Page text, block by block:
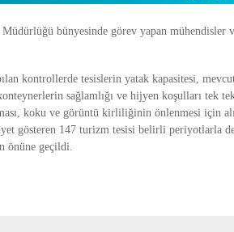
bünyesinde görev yapan mühendisler
kontrollerde tesislerin yatak kapasitesi,
sağlamlığı ve hijyen koşulları tek
koku ve görüntü kirliliğinin önlenmesi için
gösteren 147 turizm tesisi belirli periyotlarla
önüne geçildi.